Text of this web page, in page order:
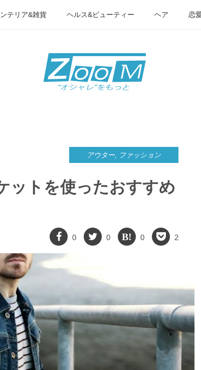
テリア&雑貨 ヘルス&ビューティー ヘア 恋
アウター, ファッション
ットを使ったおすすめ
0 0 0 2